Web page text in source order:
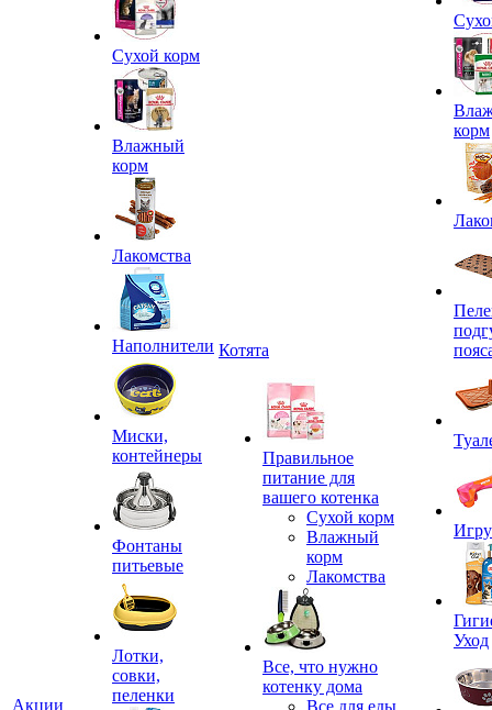
Акции
Сухой корм
Влажный
корм
Лакомства
Наполнители
Миски,
контейнеры
Фонтаны
питьевые
Лотки,
совки,
пеленки
Котята
Правильное
питание для
вашего котенка
Сухой корм
Влажный
корм
Лакомства
Все, что нужно
котенку дома
Все для еды
корм
Уход